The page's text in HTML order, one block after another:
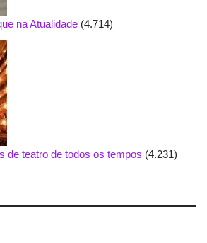
na Atualidade (4.714)
de teatro de todos os tempos (4.231)